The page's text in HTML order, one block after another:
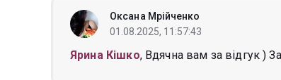
Оксана Мрійченко
01.08.2025, 11:57:43
Ярина Кішко, Вдячна вам за відгук )